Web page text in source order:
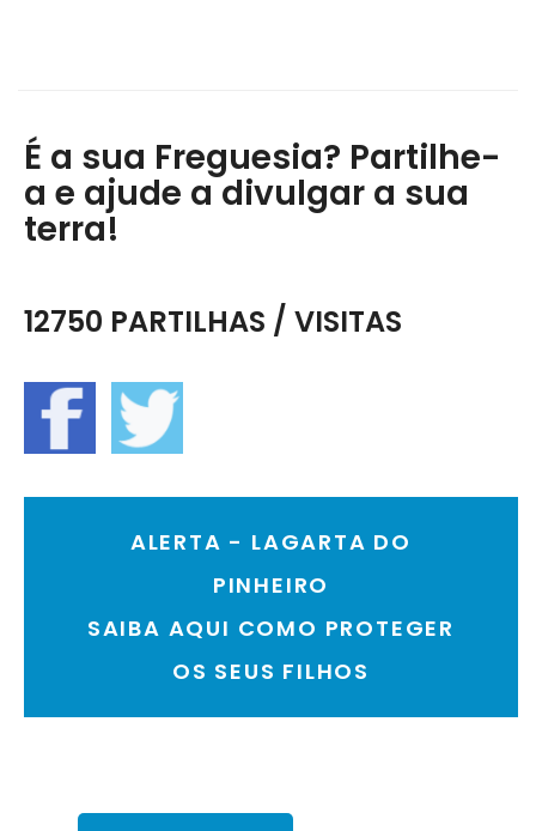
É a sua Freguesia? Partilhe-
a e ajude a divulgar a sua
terra!
12750 PARTILHAS / VISITAS
ALERTA - LAGARTA DO
PINHEIRO
SAIBA AQUI COMO PROTEGER
OS SEUS FILHOS